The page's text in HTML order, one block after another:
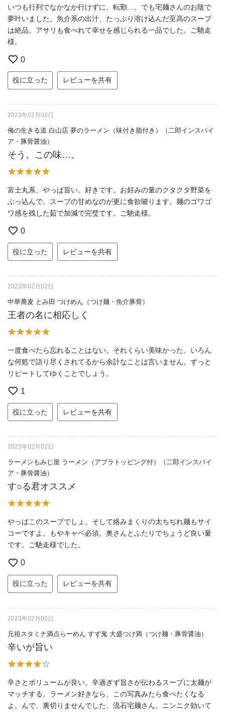
いつも行列でなかなか行けずに、転勤…。でも宅麺さんのお陰で
夢叶いました。魚介系の出汁、たっぷり溶け込んだ至高のスープ
は絶品。アサリも食べれて幸せを感じられる一品でした。ご馳走
様。
0
役に立った レビューを共有
2023年02月02日
俺の生きる道 白山店 夢のラーメン（味付き脂付き）（二郎インスパイ
ア・豚骨醤油）
そう。この味…。
富士丸系、やっぱ旨い。好きです。お好みの量のクタクタ野菜を
ぶっ込んで。スープの甘めなのが更に食欲唆ります。麺のゴワゴ
ワ感を残した茹で加減で完璧です。ご馳走様。
0
役に立った レビューを共有
2023年02月02日
中華蕎麦 とみ田 つけめん（つけ麺・魚介豚骨）
王者の名に相応しく
一度食べたら忘れることはない。それくらい美味かった。いろん
な何処で語り尽くされてるから余計なことは言いません。ずっと
リピートしてゆくことでしょう。
1
役に立った レビューを共有
2023年02月02日
ラーメンもみじ屋 ラーメン（アブラトッピング付）（二郎インスパイ
ア・豚骨醤油）
す○る君オススメ
やっぱこのスープでしょ。そして絡みまくりの太ちぢれ麺もサイ
コーですよ。もやキャベ必須。奥さんとふたりでちょうど良い量
です。ご馳走様でした。
0
役に立った レビューを共有
2023年02月02日
元祖スタミナ満点らーめん すず鬼 大盛つけ満（つけ麺・豚骨醤油）
辛いが旨い
辛さとボリュームが良い。辛過ぎず旨さが伝わるスープに太麺が
マッチする。ラーメン好きなら、この写真みたら食べたくなる
よ。んで、裏切りませんでした、流石宅麺さん。ニンニク効いて